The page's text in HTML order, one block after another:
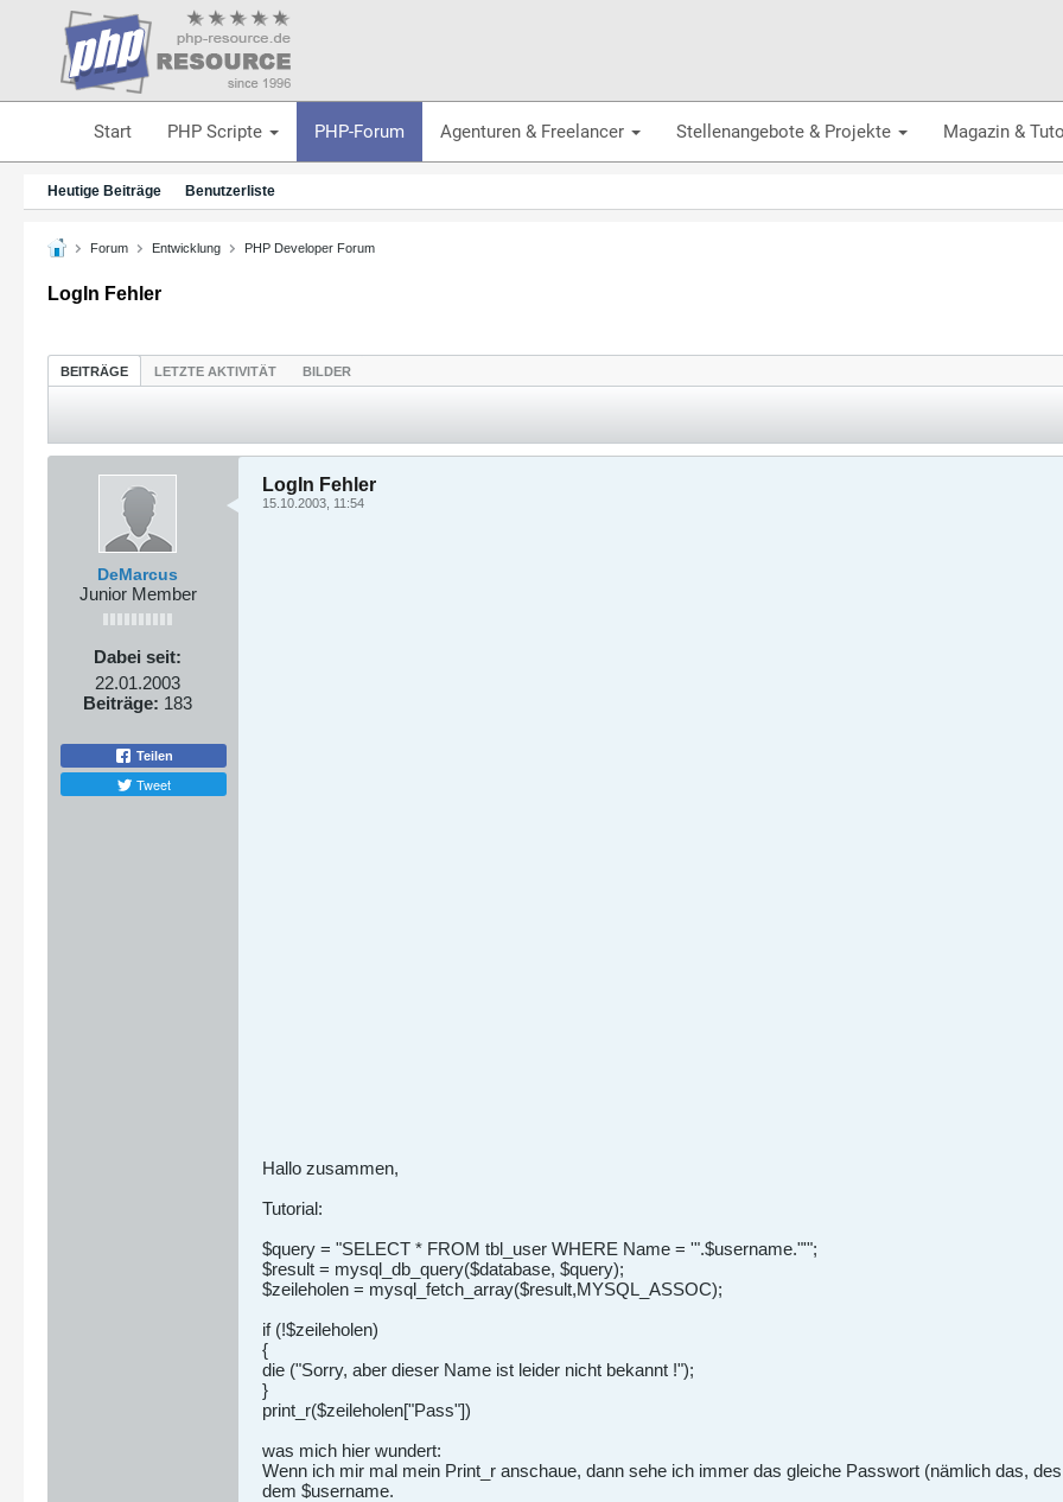
Start PHP Scripte PHP-Forum Agenturen & Freelancer Stellenangebote & Projekte Magazin &
Heutige Beiträge Benutzerliste
Forum Entwicklung PHP Developer Forum
LogIn Fehler
BEITRÄGE LETZTE AKTIVITÄT BILDER
DeMarcus
Junior Member
Dabei seit:
22.01.2003
Beiträge: 183
Teilen
Tweet
LogIn Fehler
15.10.2003, 11:54
Hallo zusammen,
Tutorial:
$query = "SELECT * FROM tbl_user WHERE Name = '".$username."'";
$result = mysql_db_query($database, $query);
$zeileholen = mysql_fetch_array($result,MYSQL_ASSOC);
if (!$zeileholen)
{
die ("Sorry, aber dieser Name ist leider nicht bekannt !");
}
print_r($zeileholen["Pass"])
was mich hier wundert:
Wenn ich mir mal mein Print_r anschaue, dann sehe ich immer das gleiche Passwort (nämlich das,
dem $username.